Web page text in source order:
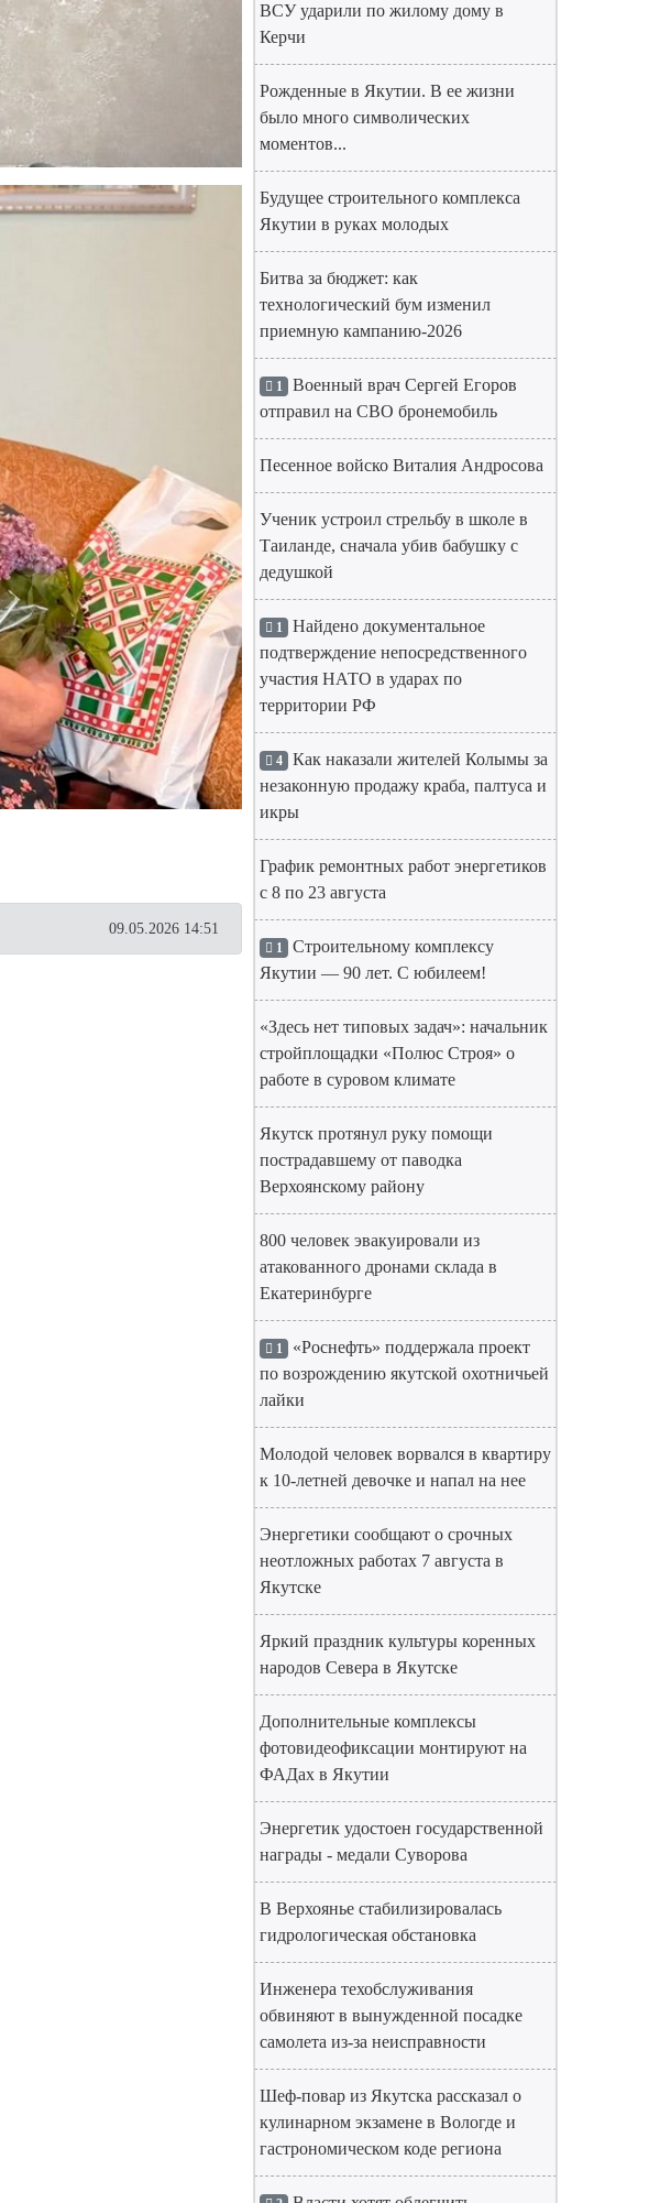
09.05.2026 14:51
ВСУ ударили по жилому дому в
Керчи
Рожденные в Якутии. В ее жизни
было много символических
моментов...
Будущее строительного комплекса
Якутии в руках молодых
Битва за бюджет: как
технологический бум изменил
приемную кампанию-2026
1 Военный врач Сергей Егоров
отправил на СВО бронемобиль
Песенное войско Виталия Андросова
Ученик устроил стрельбу в школе в
Таиланде, сначала убив бабушку с
дедушкой
1 Найдено документальное
подтверждение непосредственного
участия НАТО в ударах по
территории РФ
4 Как наказали жителей Колымы за
незаконную продажу краба, палтуса и
икры
График ремонтных работ энергетиков
с 8 по 23 августа
1 Строительному комплексу
Якутии — 90 лет. С юбилеем!
«Здесь нет типовых задач»: начальник
стройплощадки «Полюс Строя» о
работе в суровом климате
Якутск протянул руку помощи
пострадавшему от паводка
Верхоянскому району
800 человек эвакуировали из
атакованного дронами склада в
Екатеринбурге
1 «Роснефть» поддержала проект
по возрождению якутской охотничьей
лайки
Молодой человек ворвался в квартиру
к 10-летней девочке и напал на нее
Энергетики сообщают о срочных
неотложных работах 7 августа в
Якутске
Яркий праздник культуры коренных
народов Севера в Якутске
Дополнительные комплексы
фотовидеофиксации монтируют на
ФАДах в Якутии
Энергетик удостоен государственной
награды - медали Суворова
В Верхоянье стабилизировалась
гидрологическая обстановка
Инженера техобслуживания
обвиняют в вынужденной посадке
самолета из-за неисправности
Шеф-повар из Якутска рассказал о
кулинарном экзамене в Вологде и
гастрономическом коде региона